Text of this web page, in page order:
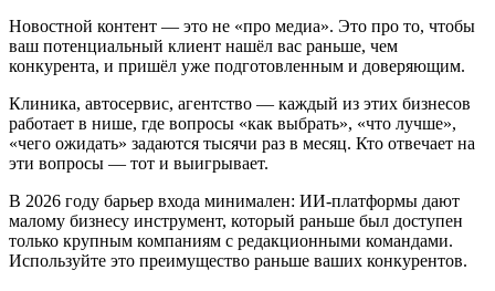
Новостной контент — это не «про медиа». Это про то, чтобы
ваш потенциальный клиент нашёл вас раньше, чем
конкурента, и пришёл уже подготовленным и доверяющим.
Клиника, автосервис, агентство — каждый из этих бизнесов
работает в нише, где вопросы «как выбрать», «что лучше»,
«чего ожидать» задаются тысячи раз в месяц. Кто отвечает на
эти вопросы — тот и выигрывает.
В 2026 году барьер входа минимален: ИИ-платформы дают
малому бизнесу инструмент, который раньше был доступен
только крупным компаниям с редакционными командами.
Используйте это преимущество раньше ваших конкурентов.